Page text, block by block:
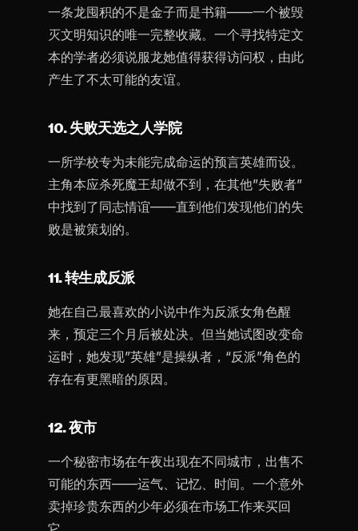
一条龙囤积的不是金子而是书籍——一个被毁
灭文明知识的唯一完整收藏。一个寻找特定文
本的学者必须说服龙她值得获得访问权，由此
产生了不太可能的友谊。
10. 失败天选之人学院
一所学校专为未能完成命运的预言英雄而设。
主角本应杀死魔王却做不到，在其他”失败者”
中找到了同志情谊——直到他们发现他们的失
败是被策划的。
11. 转生成反派
她在自己最喜欢的小说中作为反派女角色醒
来，预定三个月后被处决。但当她试图改变命
运时，她发现”英雄”是操纵者，“反派”角色的
存在有更黑暗的原因。
12. 夜市
一个秘密市场在午夜出现在不同城市，出售不
可能的东西——运气、记忆、时间。一个意外
卖掉珍贵东西的少年必须在市场工作来买回